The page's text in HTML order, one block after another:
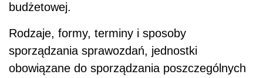
budżetowej.
Rodzaje, formy, terminy i sposoby
sporządzania sprawozdań, jednostki
obowiązane do sporządzania poszczególnych